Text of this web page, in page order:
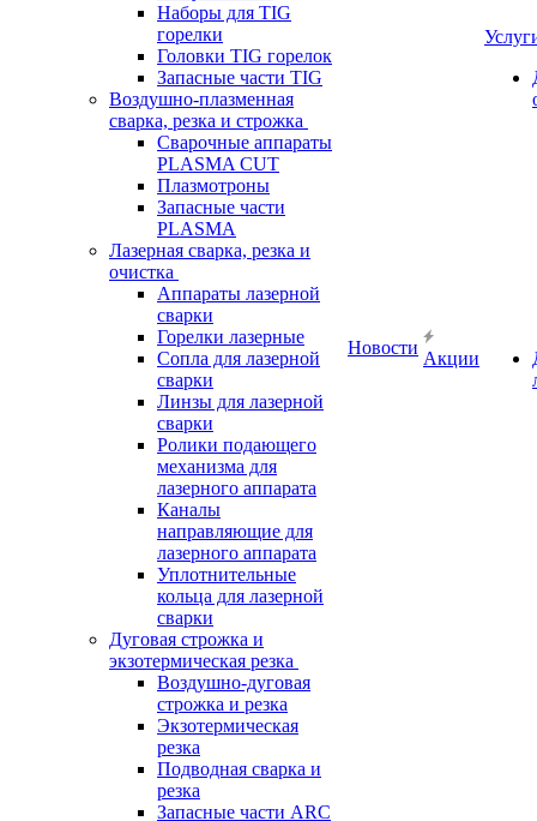
Наборы для TIG
горелки
Головки TIG горелок
Запасные части TIG
Воздушно-плазменная
сварка, резка и строжка
Сварочные аппараты
PLASMA CUT
Плазмотроны
Запасные части
PLASMA
Лазерная сварка, резка и
очистка
Аппараты лазерной
сварки
Горелки лазерные
Сопла для лазерной
сварки
Линзы для лазерной
сварки
Ролики подающего
механизма для
лазерного аппарата
Каналы
направляющие для
лазерного аппарата
Уплотнительные
кольца для лазерной
сварки
Дуговая строжка и
экзотермическая резка
Воздушно-дуговая
строжка и резка
Экзотермическая
резка
Подводная сварка и
резка
Запасные части ARC
Новости
Акции